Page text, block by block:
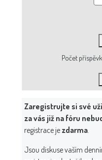
Počet
Zaregistrujte si své
za vás již na fóru
registrace je zdarma
Jsou diskuse vaším